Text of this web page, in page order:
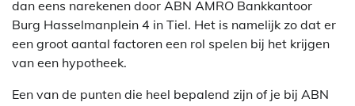
dan eens narekenen door ABN AMRO Bankkantoor
Burg Hasselmanplein 4 in Tiel. Het is namelijk zo dat er
een groot aantal factoren een rol spelen bij het krijgen
van een hypotheek.
Een van de punten die heel bepalend zijn of je bij ABN